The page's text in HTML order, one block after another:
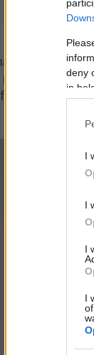
deny
in
I
I
I
I
és